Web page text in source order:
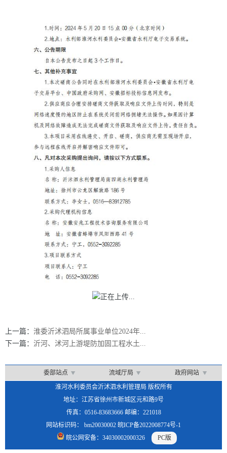
上一篇： 淮委沂沭泗局所属事业单位2024年...
下一篇： 沂河、沭河上游堤防加固工程水土...
委部站点 流域厅局
政府网站
淮河水利委员会沂沭泗水利管理局 版权所有
地址：江苏省徐州市新城区元和路9号
传真：0516-83683666 邮编：221018
网站标识码： bm20030002 皖ICP备2022008774号-1
皖公网安备：34030002000326
PC版